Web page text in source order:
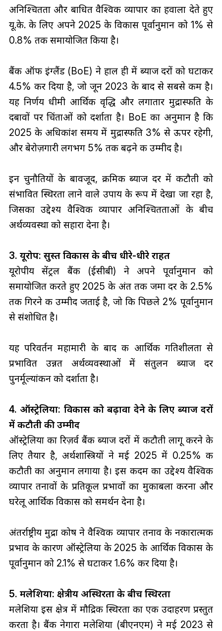
अनिश्चितता और बाधित वैश्विक व्यापार का हवाला देते हुए
यू.के. के लिए अपने 2025 के विकास पूर्वानुमान को 1% से
0.8% तक समायोजित किया है।
बैंक ऑफ इंग्लैंड (BoE) ने हाल ही में ब्याज दरों को घटाकर
4.5% कर दिया है, जो जून 2023 के बाद से सबसे कम है।
यह निर्णय धीमी आर्थिक वृद्धि और लगातार मुद्रास्फीति के
दबावों पर चिंताओं को दर्शाता है। BoE का अनुमान है कि
2025 के अधिकांश समय में मुद्रास्फीति 3% से ऊपर रहेगी,
और बेरोज़गारी लगभग 5% तक बढ़ने की उम्मीद है।
इन चुनौतियों के बावजूद, क्रमिक ब्याज दर में कटौती को
संभावित स्थिरता लाने वाले उपाय के रूप में देखा जा रहा है,
जिसका उद्देश्य वैश्विक व्यापार अनिश्चितताओं के बीच
अर्थव्यवस्था को सहारा देना है।
3. यूरोप: सुस्त विकास के बीच धीरे-धीरे राहत
यूरोपीय सेंट्रल बैंक (ईसीबी) ने अपने पूर्वानुमान को
समायोजित करते हुए 2025 के अंत तक जमा दर के 2.5%
तक गिरने की उम्मीद जताई है, जो कि पिछले 2% पूर्वानुमान
से संशोधित है।
यह परिवर्तन महामारी के बाद की आर्थिक गतिशीलता से
प्रभावित उन्नत अर्थव्यवस्थाओं में संतुलन ब्याज दर
पुनर्मूल्यांकन को दर्शाता है।
4. ऑस्ट्रेलिया: विकास को बढ़ावा देने के लिए ब्याज दरों
में कटौती की उम्मीद
ऑस्ट्रेलिया का रिज़र्व बैंक ब्याज दरों में कटौती लागू करने के
लिए तैयार है, अर्थशास्त्रियों ने मई 2025 में 0.25% की
कटौती का अनुमान लगाया है। इस कदम का उद्देश्य वैश्विक
व्यापार तनावों के प्रतिकूल प्रभावों का मुकाबला करना और
घरेलू आर्थिक विकास को समर्थन देना है।
अंतर्राष्ट्रीय मुद्रा कोष ने वैश्विक व्यापार तनाव के नकारात्मक
प्रभाव के कारण ऑस्ट्रेलिया के 2025 के आर्थिक विकास के
पूर्वानुमान को 2.1% से घटाकर 1.6% कर दिया है।
5. मलेशिया: क्षेत्रीय अस्थिरता के बीच स्थिरता
मलेशिया इस क्षेत्र में मौद्रिक स्थिरता का एक उदाहरण प्रस्तुत
करता है। बैंक नेगारा मलेशिया (बीएनएम) ने मई 2023 से